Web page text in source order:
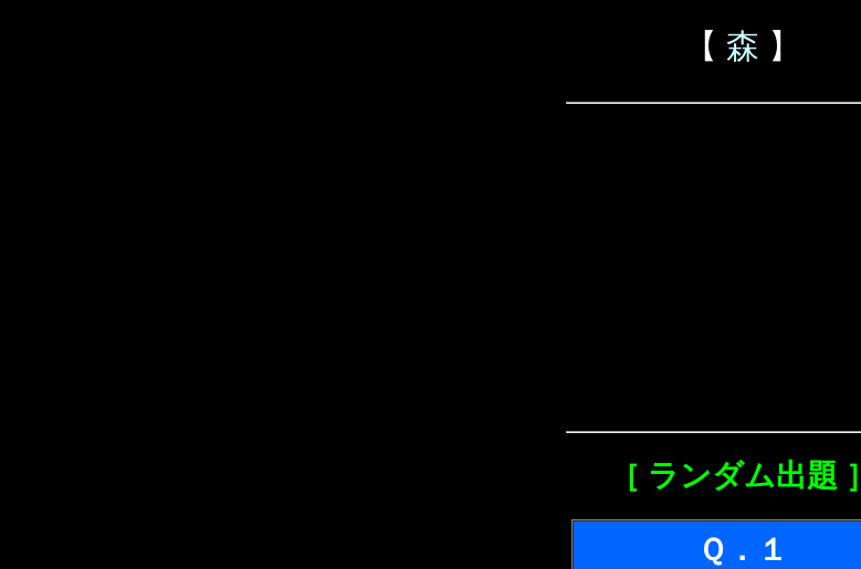
【 森 】
［ ランダム出題 ］
Ｑ．１